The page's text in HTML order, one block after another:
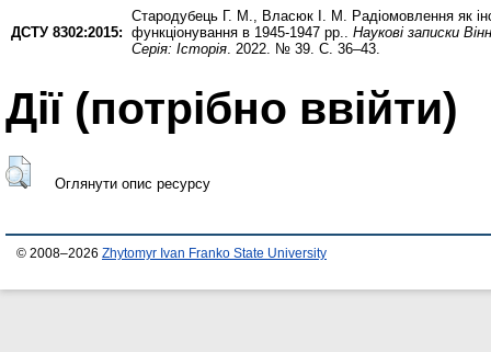
ДСТУ 8302:2015:
Стародубець Г. М. Власюк І. М.
Радіомовлення як
функціонування в 1945-1947 рр.. Наукові записки
Серія: Історія . 2022. № 39. С. 36–43.
Дії ​​(потрібно ввійти)
Оглянути опис ресурсу
© 2008–2026 Zhytomyr Ivan Franko State University